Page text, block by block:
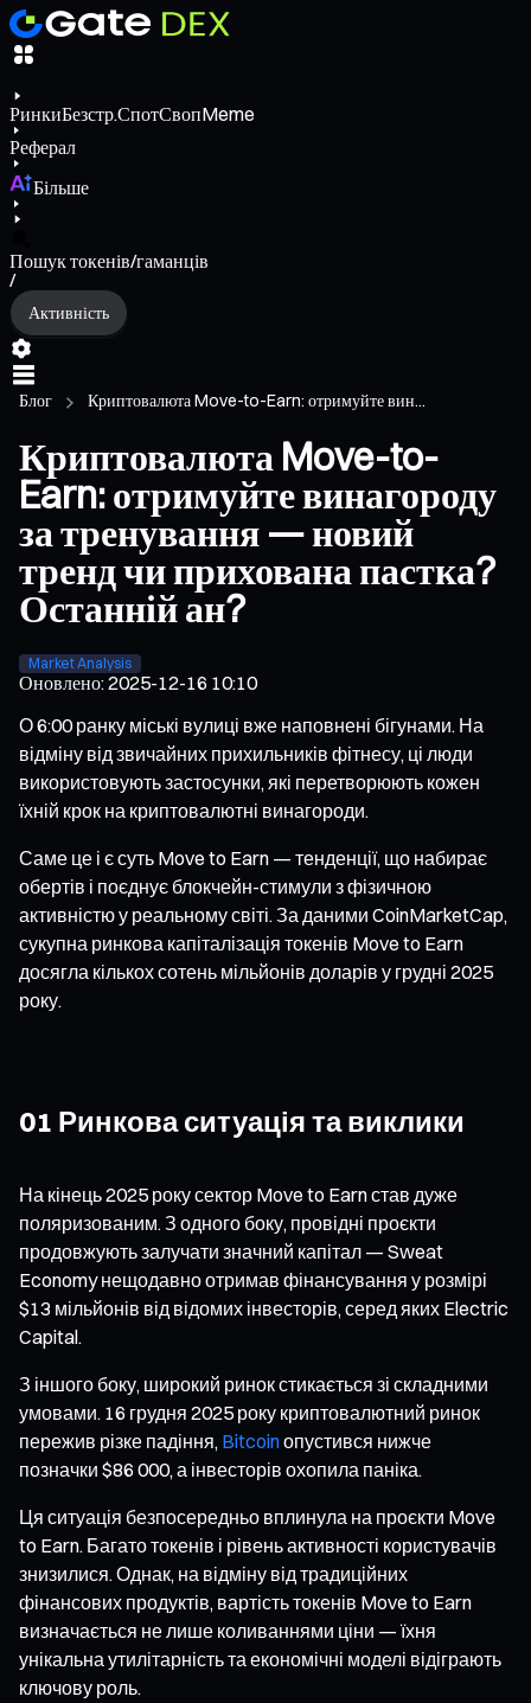
РинкиБезстр.СпотСвопMeme
Реферал
Більше
Пошук токенів/гаманців
/
Активність
Блог Криптовалюта Move-to-Earn: отримуйте вин...
Криптовалюта Move-to-
Earn: отримуйте винагороду
за тренування — новий
тренд чи прихована пастка?
Останній ан?
Market Analysis
Оновлено:2025-12-16 10:10
О 6:00 ранку міські вулиці вже наповнені бігунами. На
відміну від звичайних прихильників фітнесу, ці люди
використовують застосунки, які перетворюють кожен
їхній крок на криптовалютні винагороди.
Саме це і є суть Move to Earn — тенденції, що набирає
обертів і поєднує блокчейн-стимули з фізичною
активністю у реальному світі. За даними CoinMarketCap,
сукупна ринкова капіталізація токенів Move to Earn
досягла кількох сотень мільйонів доларів у грудні 2025
року.
01 Ринкова ситуація та виклики
На кінець 2025 року сектор Move to Earn став дуже
поляризованим. З одного боку, провідні проєкти
продовжують залучати значний капітал — Sweat
Economy нещодавно отримав фінансування у розмірі
$13 мільйонів від відомих інвесторів, серед яких Electric
Capital.
З іншого боку, широкий ринок стикається зі складними
умовами. 16 грудня 2025 року криптовалютний ринок
пережив різке падіння, Bitcoinопустився нижче
позначки $86 000, а інвесторів охопила паніка.
Ця ситуація безпосередньо вплинула на проєкти Move
to Earn. Багато токенів і рівень активності користувачів
знизилися. Однак, на відміну від традиційних
фінансових продуктів, вартість токенів Move to Earn
визначається не лише коливаннями ціни — їхня
унікальна утилітарність та економічні моделі відіграють
ключову роль.